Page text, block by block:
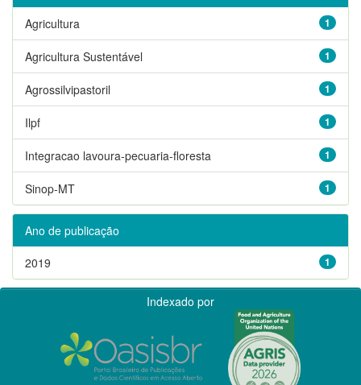
1
Agricultura
1
Agricultura Sustentável
1
Agrossilvipastoril
1
Ilpf
1
Integracao lavoura-pecuaria-floresta
1
Sinop-MT
Ano de publicação
1
2019
Indexado por